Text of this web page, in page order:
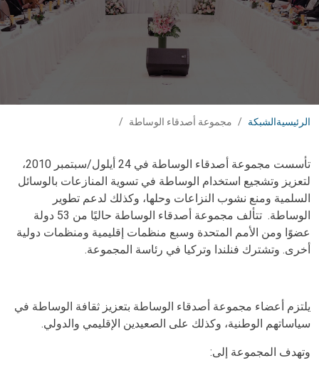
الرئيسيةالشبكة مجموعة أصدقاء الوساطة
تأسست مجموعة أصدقاء الوساطة في 24 أيلول/سبتمبر 2010،
لتعزيز وتشجيع استخدام الوساطة في تسوية المنازعات بالوسائل
السلمية ومنع نشوب النزاعات وحلها، وكذلك لدعم تطوير
الوساطة. تتألف مجموعة أصدقاء الوساطة حاليًا من 53 دولة
عضوًا ومن الأمم المتحدة وسبع منظمات إقليمية ومنظمات دولية
أخرى. وتشترك فنلندا وتركيا في رئاسة المجموعة.
Body
يلتزم أعضاء مجموعة أصدقاء الوساطة بتعزيز ثقافة الوساطة في
سياساتهم الوطنية، وكذلك على الصعيدين الإقليمي والدولي.
وتهدف المجموعة إلى: